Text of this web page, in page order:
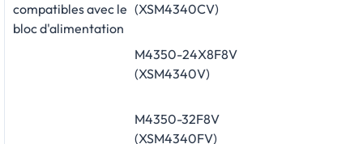
compatibles avec le
bloc d'alimentation
(XSM4340CV)
M4350-24X8F8V
(XSM4340V)
M4350-32F8V
(XSM4340FV)